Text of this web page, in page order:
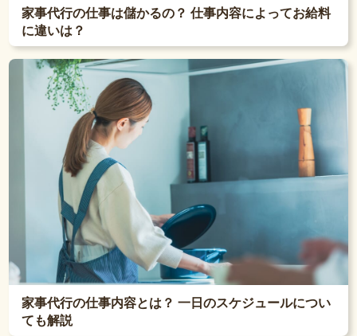
家事代行の仕事は儲かるの？ 仕事内容によってお給料
に違いは？
家事代行の仕事内容とは？ 一日のスケジュールについ
ても解説